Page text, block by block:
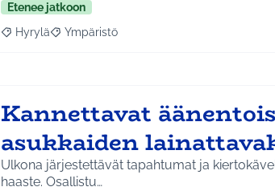
Etenee jatkoon
Rajaa tulokset aihepiirin mukaan: Hyrylä
Hyrylä Rajaa tulokset teeman mukaan: Ympäristö
Ympäristö
Kannettavat
asukkaiden
Ulkona järjestettävät tapahtumat ja
haaste. Osallistu…